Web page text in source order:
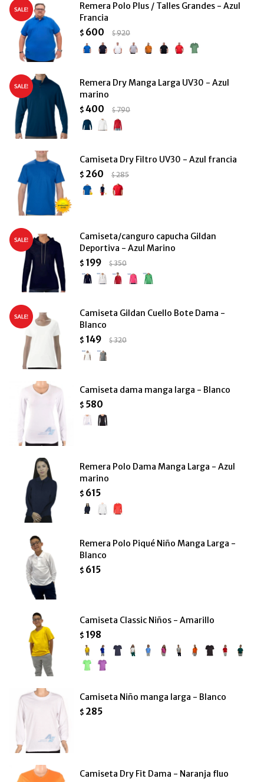
Remera Polo Plus / Talles Grandes - Azul
Francia
$ 600 $920
Remera Dry Manga Larga UV30 - Azul
marino
$ 400 $790
Camiseta Dry Filtro UV30 - Azul francia
$ 260 $285
Camiseta/canguro capucha Gildan
Deportiva - Azul Marino
$ 199 $350
Camiseta Gildan Cuello Bote Dama -
Blanco
$ 149 $320
Camiseta dama manga larga - Blanco
$ 580
Remera Polo Dama Manga Larga - Azul
marino
$ 615
Remera Polo Piqué Niño Manga Larga -
Blanco
$ 615
Camiseta Classic Niños - Amarillo
$ 198
Camiseta Niño manga larga - Blanco
$ 285
Camiseta Dry Fit Dama - Naranja fluo